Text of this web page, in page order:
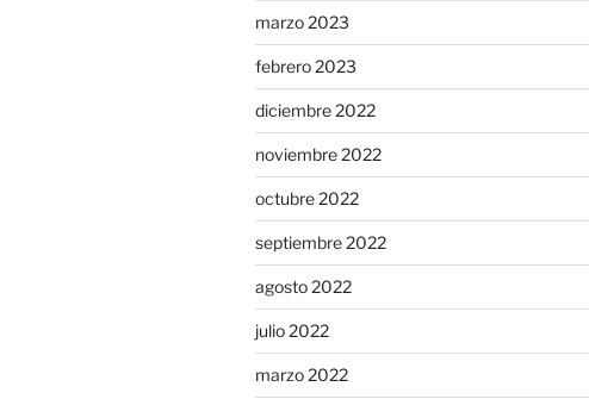
marzo 2023
febrero 2023
diciembre 2022
noviembre 2022
octubre 2022
septiembre 2022
agosto 2022
julio 2022
marzo 2022